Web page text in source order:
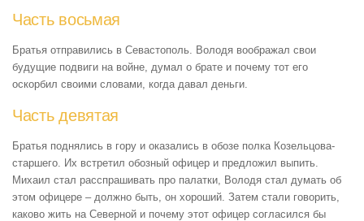
Часть восьмая
Братья отправились в Севастополь. Володя воображал свои
будущие подвиги на войне, думал о брате и почему тот его
оскорбил своими словами, когда давал деньги.
Часть девятая
Братья поднялись в гору и оказались в обозе полка Козельцова-
старшего. Их встретил обозный офицер и предложил выпить.
Михаил стал расспрашивать про палатки, Володя стал думать об
этом офицере – должно быть, он хороший. Затем стали говорить,
каково жить на Северной и почему этот офицер согласился бы